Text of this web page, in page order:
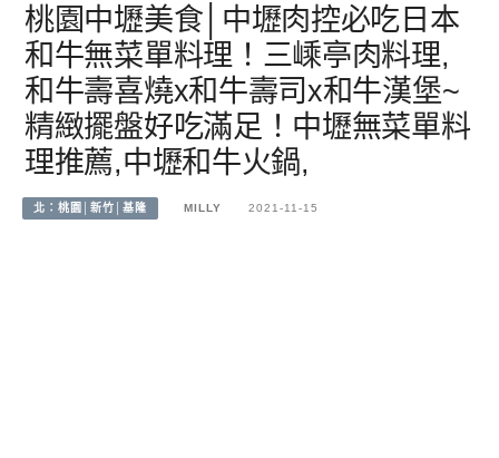
桃園中壢美食│中壢肉控必吃日本
和牛無菜單料理！三嵊亭肉料理,
和牛壽喜燒x和牛壽司x和牛漢堡~
精緻擺盤好吃滿足！中壢無菜單料
理推薦,中壢和牛火鍋,
北：桃園│新竹│基隆 MILLY 2021-11-15